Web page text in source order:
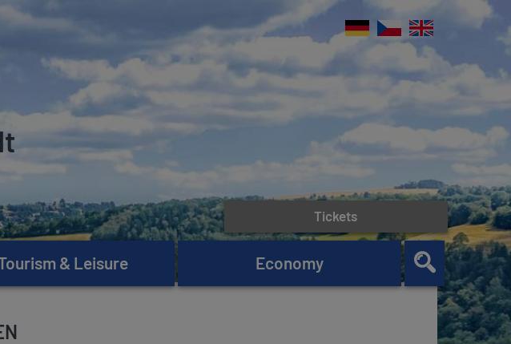
& Leisure Economy
Tickets